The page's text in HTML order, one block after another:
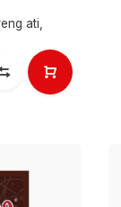
ati,